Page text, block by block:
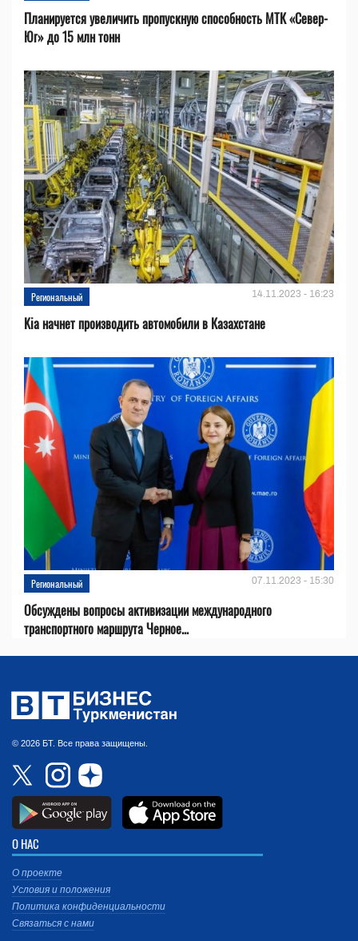
Планируется увеличить пропускную способность МТК «Север-
Юг» до 15 млн тонн
Региональный 14.11.2023 - 16:23
Kia начнет производить автомобили в Казахстане
Региональный 07.11.2023 - 15:30
Обсуждены вопросы активизации международного
транспортного маршрута Черное...
© 2026 БТ. Все права защищены.
О НАС
О проекте
Условия и положения
Политика конфиденциальности
Связаться с нами